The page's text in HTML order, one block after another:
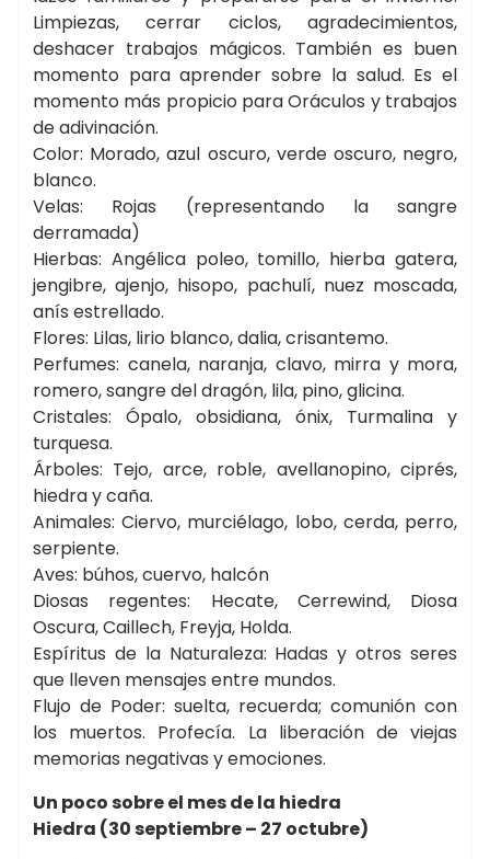
Limpiezas, cerrar ciclos, agradecimientos,
deshacer trabajos mágicos. También es buen
momento para aprender sobre la salud. Es el
momento más propicio para Oráculos y trabajos
de adivinación.
Color: Morado, azul oscuro, verde oscuro, negro,
blanco.
Velas: Rojas (representando la sangre
derramada)
Hierbas: Angélica poleo, tomillo, hierba gatera,
jengibre, ajenjo, hisopo, pachulí, nuez moscada,
anís estrellado.
Flores: Lilas, lirio blanco, dalia, crisantemo.
Perfumes: canela, naranja, clavo, mirra y mora,
romero, sangre del dragón, lila, pino, glicina.
Cristales: Ópalo, obsidiana, ónix, Turmalina y
turquesa.
Árboles: Tejo, arce, roble, avellanopino, ciprés,
hiedra y caña.
Animales: Ciervo, murciélago, lobo, cerda, perro,
serpiente.
Aves: búhos, cuervo, halcón
Diosas regentes: Hecate, Cerrewind, Diosa
Oscura, Caillech, Freyja, Holda.
Espíritus de la Naturaleza: Hadas y otros seres
que lleven mensajes entre mundos.
Flujo de Poder: suelta, recuerda; comunión con
los muertos. Profecía. La liberación de viejas
memorias negativas y emociones.
Un poco sobre el mes de la hiedra
Hiedra (30 septiembre – 27 octubre)